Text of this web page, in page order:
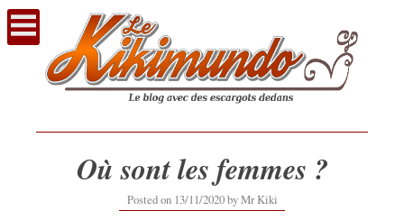
Voir
contenu
Où sont les femmes ?
Posted on 13/11/202014/11/2020
byMr Kiki